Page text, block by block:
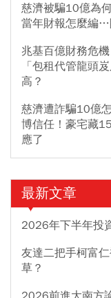
慈濟被騙10億為
當年財報怎麼編…
兆基百億財務危
「包租代管龍頭
高？
慈濟遭詐騙10億
博信任！豪宅藏
應了
最新文章
2026年下半年投
友達二把手柯富
草？